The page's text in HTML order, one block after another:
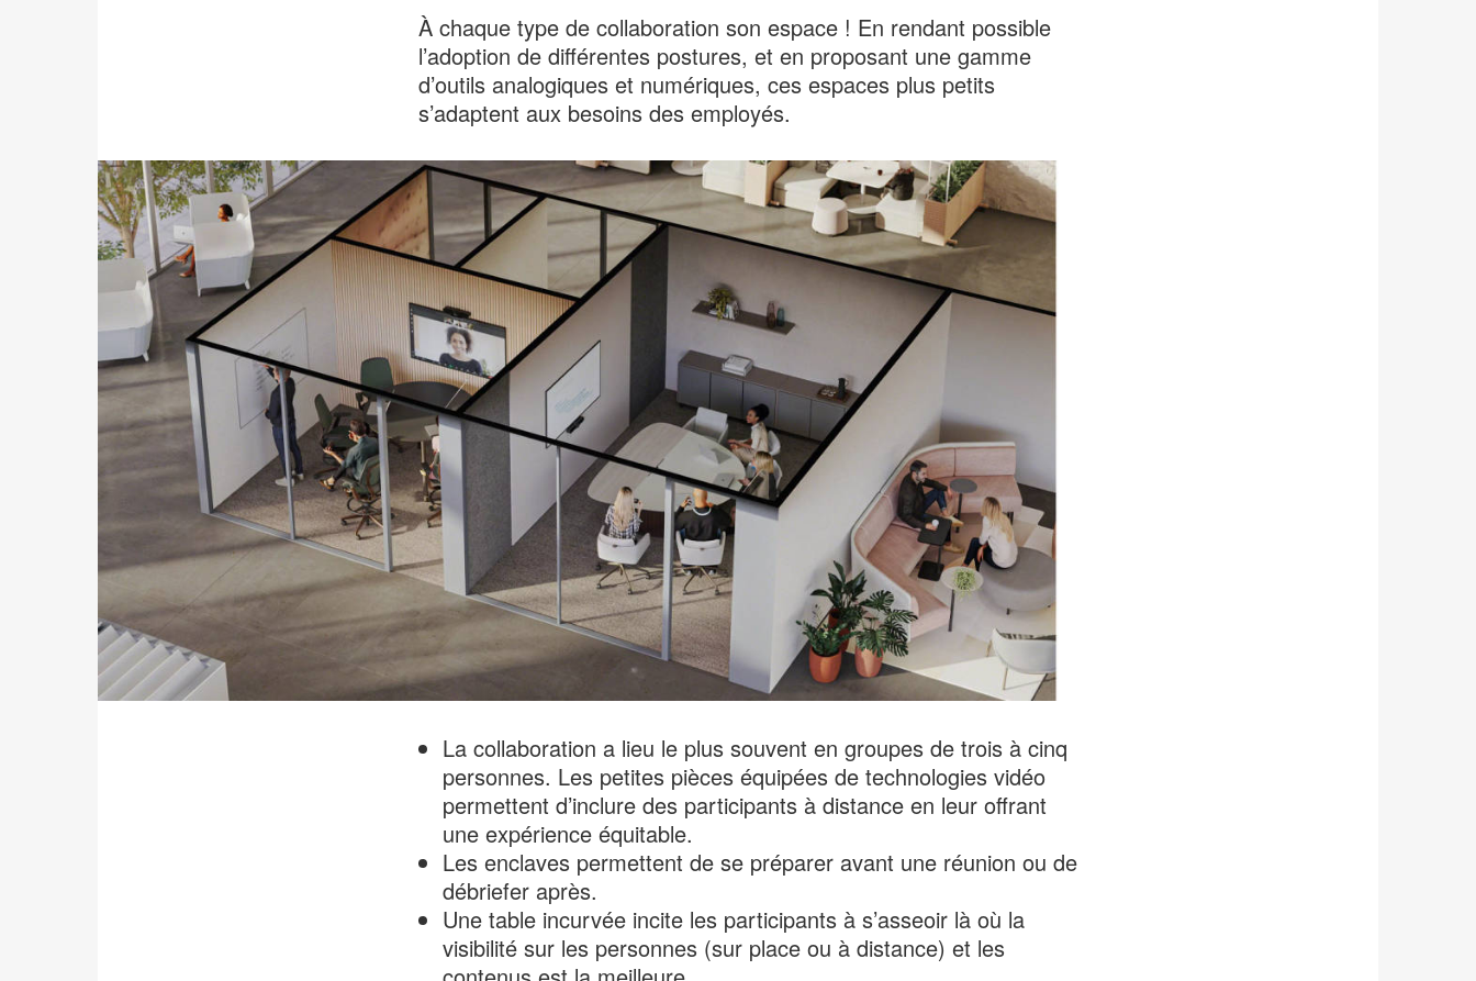
À chaque type de collaboration son espace ! En rendant possible
l’adoption de différentes postures, et en proposant une gamme
d’outils analogiques et numériques, ces espaces plus petits
s’adaptent aux besoins des employés.
La collaboration a lieu le plus souvent en groupes de trois à cinq
personnes. Les petites pièces équipées de technologies vidéo
permettent d’inclure des participants à distance en leur offrant
une expérience équitable.
Les enclaves permettent de se préparer avant une réunion ou de
débriefer après.
Une table incurvée incite les participants à s’asseoir là où la
visibilité sur les personnes (sur place ou à distance) et les